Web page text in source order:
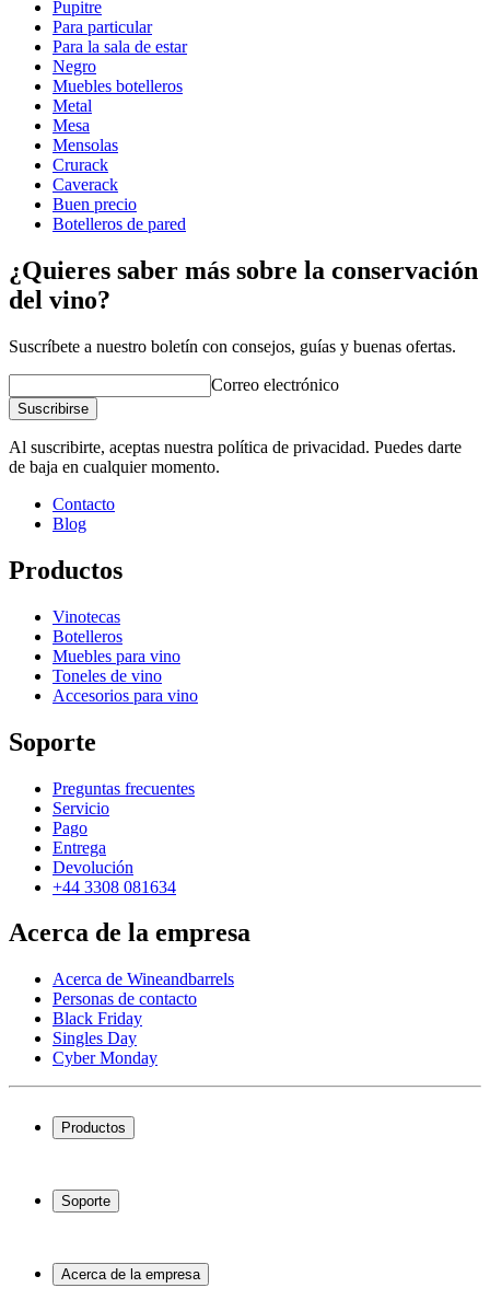
Dimensiones (AnxAlxP cm)
Altura (cm) 109
Ancho (cm)
Profundidad (cm)22
Peso (kg)
Pupitre
Para particular
Para la sala de estar
Negro
Muebles botelleros
Metal
Mesa
Mensolas
Crurack
Caverack
Buen precio
Botelleros de pared
¿Quieres saber más sobre la conservación
del vino?
Suscríbete a nuestro boletín con consejos, guías y buenas ofertas.
Correo electrónico
Suscribirse
Al suscribirte, aceptas nuestra política de privacidad. Puedes darte
de baja en cualquier momento.
Contacto
Blog
Productos
Vinotecas
Botelleros
Muebles para vino
Toneles de vino
Accesorios para vino
Soporte
Preguntas frecuentes
Servicio
Pago
Entrega
Devolución
+44 3308 081634
Acerca de la empresa
Acerca de Wineandbarrels
Personas de contacto
Black Friday
Singles Day
Cyber Monday
Productos
Botelleros
Muebles para vino
Soporte
Servicio
Pago
Acerca de la empresa